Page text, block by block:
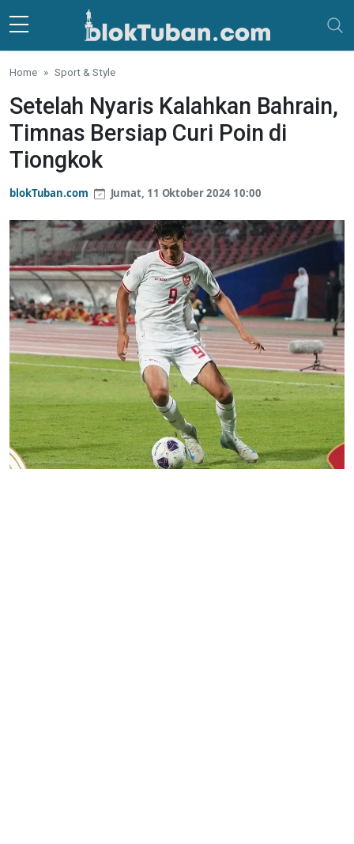
Skip to main content
Home Sport & Style
Setelah Nyaris Kalahkan Bahrain,
Timnas Bersiap Curi Poin di
Tiongkok
blokTuban.com Jumat, 11 Oktober 2024 10:00